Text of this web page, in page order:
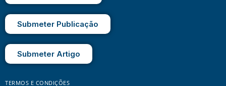
Submeter Publicação
Submeter Artigo
TERMOS E CONDIÇÕES